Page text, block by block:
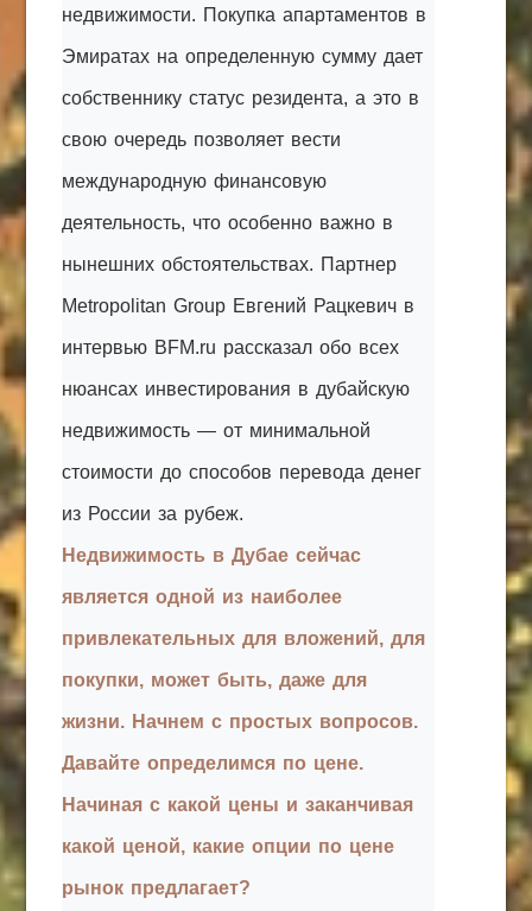
недвижимости. Покупка апартаментов в
Эмиратах на определенную сумму дает
собственнику статус резидента, а это в
свою очередь позволяет вести
международную финансовую
деятельность, что особенно важно в
нынешних обстоятельствах. Партнер
Metropolitan Group Евгений Рацкевич в
интервью BFM.ru рассказал обо всех
нюансах инвестирования в дубайскую
недвижимость — от минимальной
стоимости до способов перевода денег
из России за рубеж.
Недвижимость в Дубае сейчас
является одной из наиболее
привлекательных для вложений, для
покупки, может быть, даже для
жизни. Начнем с простых вопросов.
Давайте определимся по цене.
Начиная с какой цены и заканчивая
какой ценой, какие опции по цене
рынок предлагает?